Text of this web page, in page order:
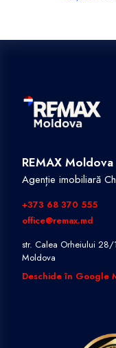
REMAX Moldova
Agenție imobiliară
+373 68 370 555
office@remax.md
str. Calea Orheiului 28/
Moldova
Deschide în Google